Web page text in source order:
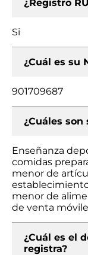
¿Registro
Si
¿Cuál es su
901709687
¿Cuáles
Enseñanza
comidas
menor de
menor de
de venta
¿Cuál es el
registra?